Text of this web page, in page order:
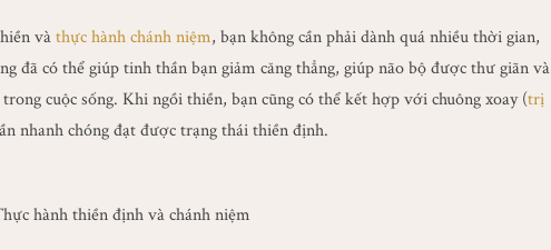
vàthực hành chánh niệm, bạn không cần phải dành quá nhiều thời gian,
đã có thể giúp tinh thần bạn giảm căng thẳng, giúp não bộ được thư giãn và
cuộc sống. Khi ngồi thiền, bạn cũng có thể kết hợp với chuông xoay (trị
nhanh chóng đạt được trạng thái thiền định.